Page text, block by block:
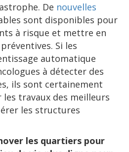
De nouvelles
sont disponibles pour
à risque et mettre en
Si les
automatique
à détecter des
ils sont certainement
les travaux des meilleurs
les structures
les quartiers pour